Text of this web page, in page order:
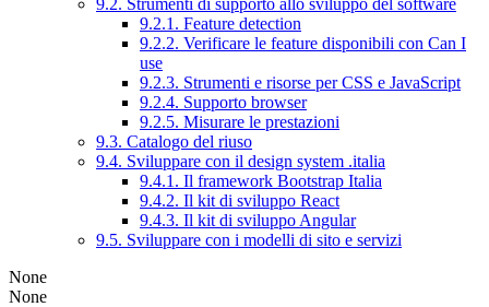
9.2. Strumenti di supporto allo sviluppo del software
9.2.1. Feature detection
9.2.2. Verificare le feature disponibili con Can I
use
9.2.3. Strumenti e risorse per CSS e JavaScript
9.2.4. Supporto browser
9.2.5. Misurare le prestazioni
9.3. Catalogo del riuso
9.4. Sviluppare con il design system .italia
9.4.1. Il framework Bootstrap Italia
9.4.2. Il kit di sviluppo React
9.4.3. Il kit di sviluppo Angular
9.5. Sviluppare con i modelli di sito e servizi
None
None